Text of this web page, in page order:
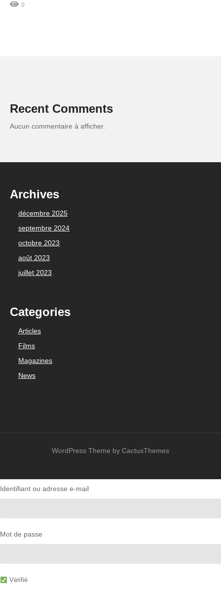
0
Recent Comments
Aucun commentaire à afficher.
Archives
décembre 2025
septembre 2024
octobre 2023
août 2023
juillet 2023
Categories
Articles
Films
Magazines
News
WordPress Theme by CactusThemes
Identifiant ou adresse e-mail
Mot de passe
Vérifié